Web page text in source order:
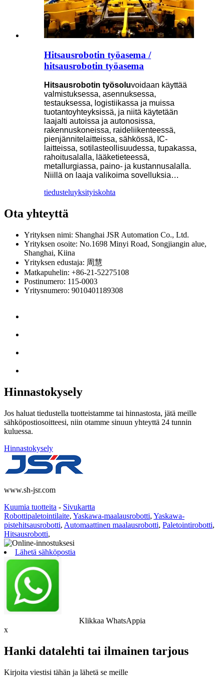
Hitsausrobotin työasema /
hitsausrobotin työasema
Hitsausrobotin työsoluvoidaan käyttää
valmistuksessa, asennuksessa,
testauksessa, logistiikassa ja muissa
tuotantoyhteyksissä, ja niitä käytetään
laajalti autoissa ja autonosissa,
rakennuskoneissa, raideliikenteessä,
pienjännitelaitteissa, sähkössä, IC-
laitteissa, sotilasteollisuudessa, tupakassa,
rahoitusalalla, lääketieteessä,
metallurgiassa, paino- ja kustannusalalla.
Niillä on laaja valikoima sovelluksia…
tiedusteluyksityiskohta
Ota yhteyttä
Yrityksen nimi: Shanghai JSR Automation Co., Ltd.
Yrityksen osoite: No.1698 Minyi Road, Songjiangin alue,
Shanghai, Kiina
Yrityksen edustaja: 周慧
Matkapuhelin: +86-21-52275108
Postinumero: 115-0003
Yritysnumero: 9010401189308
Hinnastokysely
Jos haluat tiedustella tuotteistamme tai hinnastosta, jätä meille
sähköpostiosoitteesi, niin otamme sinuun yhteyttä 24 tunnin
kuluessa.
Hinnastokysely
www.sh-jsr.com
Kuumia tuotteita - Sivukartta
Robottipaletointilaite, Yaskawa-maalausrobotti, Yaskawa-
pistehitsausrobotti, Automaattinen maalausrobotti, Paletointirobotti,
Hitsausrobotti,
Lähetä sähköpostia
Klikkaa WhatsAppia
x
Hanki datalehti tai ilmainen tarjous
Kirjoita viestisi tähän ja lähetä se meille